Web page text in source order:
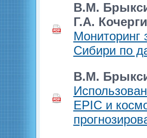
В.М.
Г.А.
Мониторинг
Сибири по
В.М.
EPIC и